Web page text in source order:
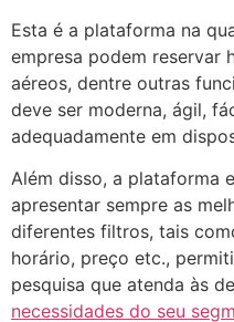
Esta é a plataforma na
empresa podem reservar
aéreos, dentre outras
deve ser moderna, ágil,
adequadamente em
Além disso, a plataforma
apresentar sempre as
diferentes filtros, tais
horário, preço etc.,
pesquisa que atenda às
necessidades do seu